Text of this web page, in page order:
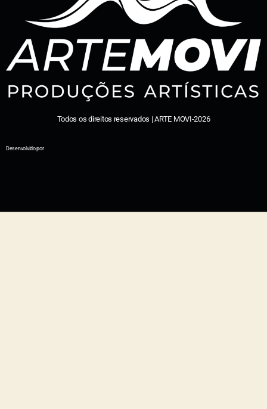
Todos os direitos reservados | ARTE MOVI-2026
Desenvolvido por